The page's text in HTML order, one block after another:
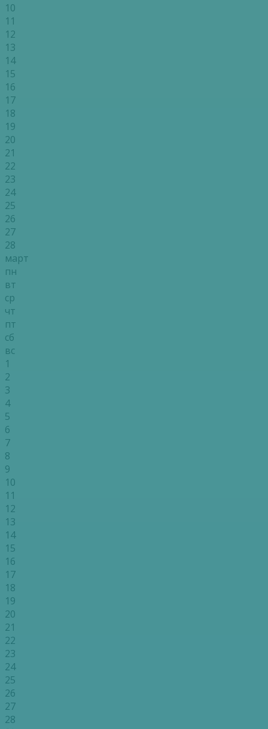
10
11
12
13
14
15
16
17
18
19
20
21
22
23
24
25
26
27
28
март
пн
вт
ср
чт
пт
сб
вс
1
2
3
4
5
6
7
8
9
10
11
12
13
14
15
16
17
18
19
20
21
22
23
24
25
26
27
28